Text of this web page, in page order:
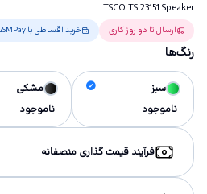
TSCO TS 23151 Speaker
ارسال تا دو روز کاری خرید اقساطی با GSMPay
رنگ‌ها
سبز
ناموجود
مشکی
ناموجود
فرآیند قیمت گذاری منصفانه